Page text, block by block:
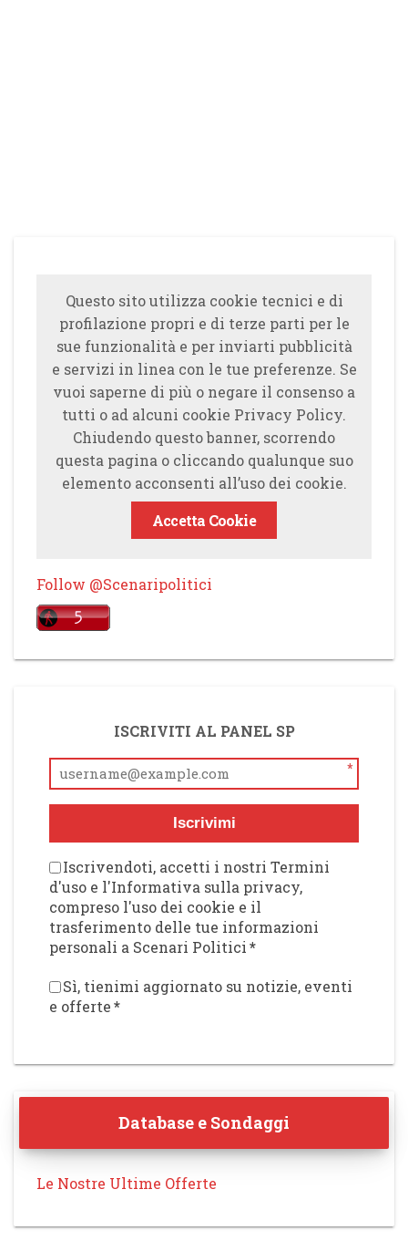
Questo sito utilizza cookie tecnici e di
profilazione propri e di terze parti per le
sue funzionalità e per inviarti pubblicità
e servizi in linea con le tue preferenze. Se
vuoi saperne di più o negare il consenso a
tutti o ad alcuni cookie Privacy Policy.
Chiudendo questo banner, scorrendo
questa pagina o cliccando qualunque suo
elemento acconsenti all’uso dei cookie.
Accetta Cookie
Follow @Scenaripolitici
ISCRIVITI AL PANEL SP
*
Iscrivimi
Iscrivendoti, accetti i nostri Termini
d'uso e l'Informativa sulla privacy,
compreso l'uso dei cookie e il
trasferimento delle tue informazioni
personali a Scenari Politici*
Sì, tienimi aggiornato su notizie, eventi
e offerte*
Database e Sondaggi
Le Nostre Ultime Offerte